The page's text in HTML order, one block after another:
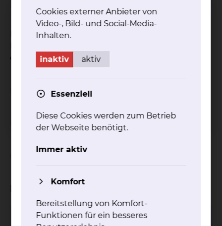
Das Klinikum Braunschweig ist ermächtigt, die
durchzuführen.
Weiterbildungsziel
Weiterbildungszeit
Weiterbildungsinhalt
Kliniken
Anästhesiologie
Cookies externer Anbieter von
Video-, Bild- und Social-Media-
Inhalten.
inaktiv aktiv
Essenziell
Diese Cookies werden zum Betrieb
der Webseite benötigt.
Immer aktiv
Komfort
Bereitstellung von Komfort-
Funktionen für ein besseres